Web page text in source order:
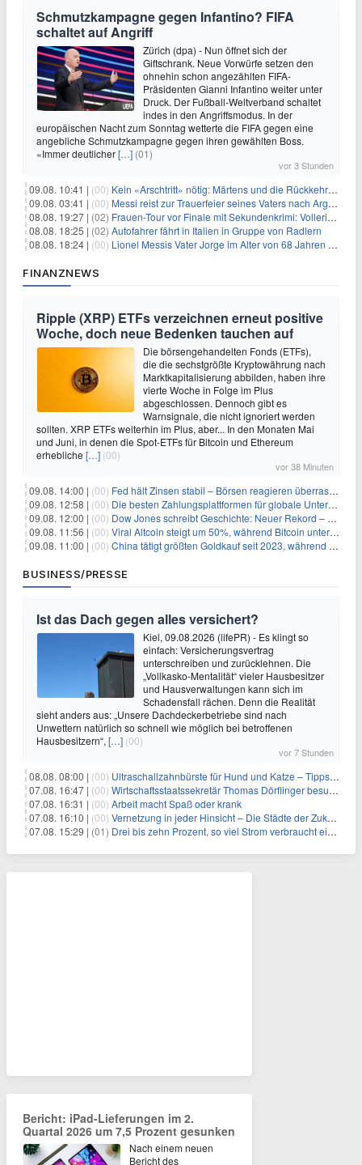
Schmutzkampagne gegen Infantino? FIFA
schaltet auf Angriff
Zürich (dpa) - Nun öffnet sich der
Giftschrank. Neue Vorwürfe setzen den
ohnehin schon angezählten FIFA-
Präsidenten Gianni Infantino weiter unter
Druck. Der Fußball-Weltverband schaltet
indes in den Angriffsmodus. In der
europäischen Nacht zum Sonntag wetterte die FIFA gegen eine
angebliche Schmutzkampagne gegen ihren gewählten Boss.
«Immer deutlicher[…] (01)
vor 3 Stunden
09.08. 10:41 | (00) Kein «Arschtritt» nötig: Märtens und die Rückkehr nach Paris
09.08. 03:41 | (00) Messi reist zur Trauerfeier seines Vaters nach Argentinien
08.08. 19:27 | (02) Frauen-Tour vor Finale mit Sekundenkrimi: Vollering in Gelb
08.08. 18:25 | (02) Autofahrer fährt in Italien in Gruppe von Radlern
08.08. 18:24 | (00) Lionel Messis Vater Jorge im Alter von 68 Jahren gestorben
FINANZNEWS
Ripple (XRP) ETFs verzeichnen erneut positive
Woche, doch neue Bedenken tauchen auf
Die börsengehandelten Fonds (ETFs),
die die sechstgrößte Kryptowährung nach
Marktkapitalisierung abbilden, haben ihre
vierte Woche in Folge im Plus
abgeschlossen. Dennoch gibt es
Warnsignale, die nicht ignoriert werden
sollten. XRP ETFs weiterhin im Plus, aber... In den Monaten Mai
und Juni, in denen die Spot-ETFs für Bitcoin und Ethereum
erhebliche […] (00)
vor 38 Minuten
09.08. 14:00 | (00) Fed hält Zinsen stabil – Börsen reagieren überraschend volatil
09.08. 12:58 | (00) Die besten Zahlungsplattformen für globale Unternehmen im Jahr 2026
09.08. 12:00 | (00) Dow Jones schreibt Geschichte: Neuer Rekord – und Amazon knackt die nächste Billionen-Marke
09.08. 11:56 | (00) Viral Altcoin steigt um 50%, während Bitcoin unter $65.000 fällt
09.08. 11:00 | (00) China tätigt größten Goldkauf seit 2023, während Goldpreis um 8% steigt
BUSINESS/PRESSE
Ist das Dach gegen alles versichert?
Kiel, 09.08.2026 (lifePR) - Es klingt so
einfach: Versicherungsvertrag
unterschreiben und zurücklehnen. Die
„Vollkasko-Mentalität“ vieler Hausbesitzer
und Hausverwaltungen kann sich im
Schadensfall rächen. Denn die Realität
sieht anders aus: „Unsere Dachdeckerbetriebe sind nach
Unwettern natürlich so schnell wie möglich bei betroffenen
Hausbesitzern“, […] (00)
vor 7 Stunden
08.08. 08:00 | (00) Ultraschallzahnbürste für Hund und Katze – Tipps zur erfolgreichen Eingewöhnung
07.08. 16:47 | (00) Wirtschaftsstaatssekretär Thomas Dörflinger besucht Handwerksbetrieb im Kammerbezirk Freiburg
07.08. 16:31 | (00) Arbeit macht Spaß oder krank
07.08. 16:10 | (00) Vernetzung in jeder Hinsicht – Die Städte der Zukunft sind grün-blau
07.08. 15:29 | (01) Drei bis zehn Prozent, so viel Strom verbraucht ein Aufzug im Gebäude
Bericht: iPad-Lieferungen im 2.
Quartal 2026 um 7,5 Prozent gesunken
Nach einem neuen
Bericht des